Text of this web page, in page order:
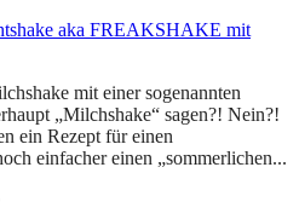
„Milchshake“ sagen?! Nein?!
ein Rezept für einen
einfacher einen „sommerlichen...